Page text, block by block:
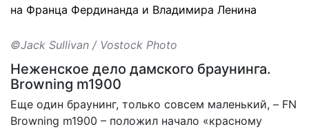
на Франца Фердинанда и Владимира Ленина
©Jack Sullivan / Vostock Photo
Неженское дело дамского браунинга.
Browning m1900
Еще один браунинг, только совсем маленький, – FN
Browning m1900 – положил начало «красному